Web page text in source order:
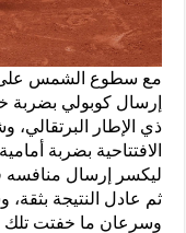
مع سطوع الشمس على
إرسال كوبولي بضربة
ذي الإطار
الافتتاحية بضربة
ليكسر إرسال منافسه
ثم عادل النتيجة
وسرعان ما خفتت تلك